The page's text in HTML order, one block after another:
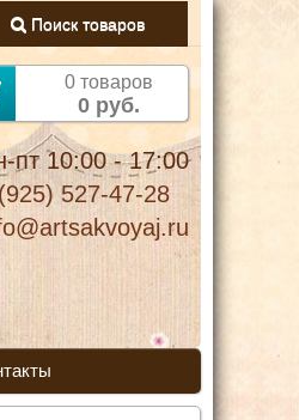
Поиск товаров
0 товаров
0 руб.
пт 10:00 - 17:00
527-47-28